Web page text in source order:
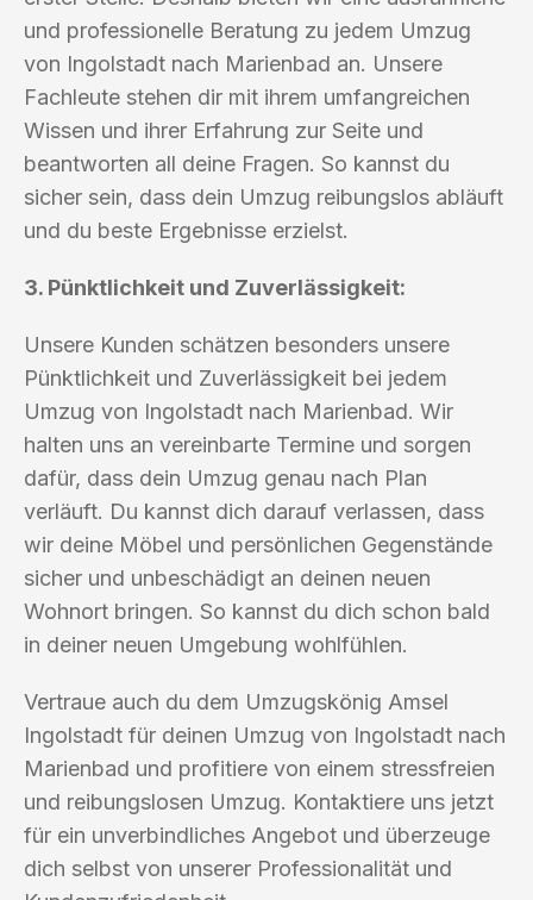
und professionelle Beratung zu jedem Umzug
von Ingolstadt nach Marienbad an. Unsere
Fachleute stehen dir mit ihrem umfangreichen
Wissen und ihrer Erfahrung zur Seite und
beantworten all deine Fragen. So kannst du
sicher sein, dass dein Umzug reibungslos abläuft
und du beste Ergebnisse erzielst.
3. Pünktlichkeit und Zuverlässigkeit:
Unsere Kunden schätzen besonders unsere
Pünktlichkeit und Zuverlässigkeit bei jedem
Umzug von Ingolstadt nach Marienbad. Wir
halten uns an vereinbarte Termine und sorgen
dafür, dass dein Umzug genau nach Plan
verläuft. Du kannst dich darauf verlassen, dass
wir deine Möbel und persönlichen Gegenstände
sicher und unbeschädigt an deinen neuen
Wohnort bringen. So kannst du dich schon bald
in deiner neuen Umgebung wohlfühlen.
Vertraue auch du dem Umzugskönig Amsel
Ingolstadt für deinen Umzug von Ingolstadt nach
Marienbad und profitiere von einem stressfreien
und reibungslosen Umzug. Kontaktiere uns jetzt
für ein unverbindliches Angebot und überzeuge
dich selbst von unserer Professionalität und